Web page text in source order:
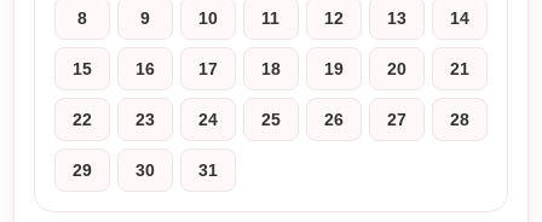
8 9 10 11 12 13 14
15 16 17 18 19 20 21
22 23 24 25 26 27 28
29 30 31